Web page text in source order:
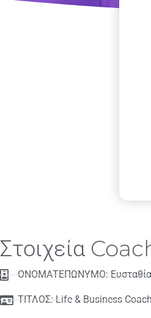
Στοιχεία
ΟΝΟΜΑΤΕΠΩΝΥΜΟ:
ΤΙΤΛΟΣ: Life & Business